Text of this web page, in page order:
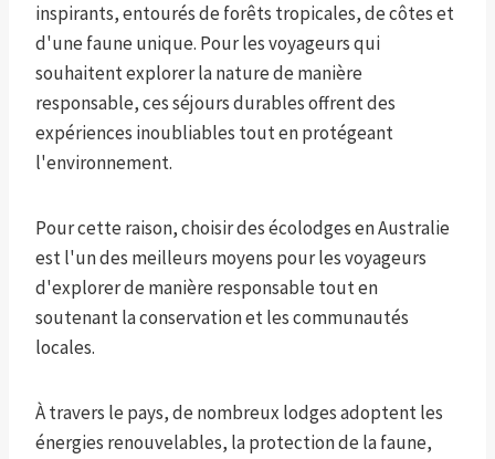
inspirants, entourés de forêts tropicales, de côtes et
d'une faune unique. Pour les voyageurs qui
souhaitent explorer la nature de manière
responsable, ces séjours durables offrent des
expériences inoubliables tout en protégeant
l'environnement.
Pour cette raison, choisir des écolodges en Australie
est l'un des meilleurs moyens pour les voyageurs
d'explorer de manière responsable tout en
soutenant la conservation et les communautés
locales.
À travers le pays, de nombreux lodges adoptent les
énergies renouvelables, la protection de la faune,